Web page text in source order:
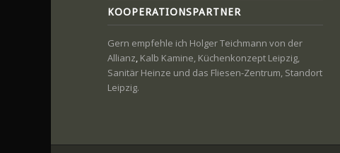
KOOPERATIONSPARTNER
Gern empfehle ich Holger Teichmann von der
Allianz, Kalb Kamine, Küchenkonzept Leipzig,
Sanitär Heinze und das Fliesen-Zentrum, Standort
Leipzig.